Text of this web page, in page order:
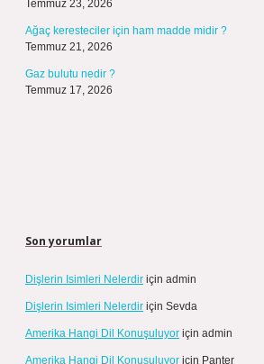
Temmuz 23, 2026
Ağaç keresteciler için ham madde midir ?
Temmuz 21, 2026
Gaz bulutu nedir ?
Temmuz 17, 2026
Son yorumlar
Dişlerin Isimleri Nelerdir için admin
Dişlerin Isimleri Nelerdir için Sevda
Amerika Hangi Dil Konuşuluyor için admin
Amerika Hangi Dil Konuşuluyor için Panter